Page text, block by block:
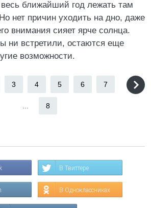
весь ближайший год лежать там
нет причин уходить на дно, даже
внимания сияет ярче солнца.
ни встретили, остаются еще
возможности.
3 4 5 6 7
8
В Твиттере
В Одноклассниках